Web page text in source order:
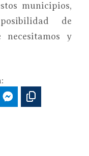
municipios,
de
y